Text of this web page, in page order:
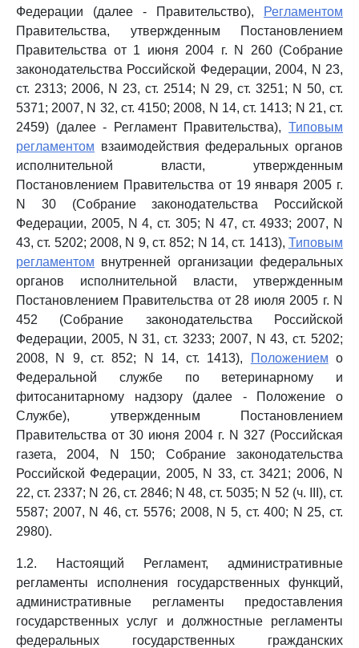
Федерации (далее - Правительство),
Регламентом
Правительства, утвержденным Постановлением
Правительства от 1 июня 2004 г. N 260 (Собрание
законодательства Российской Федерации, 2004, N 23,
ст. 2313; 2006, N 23, ст. 2514; N 29, ст. 3251; N 50, ст.
5371; 2007, N 32, ст. 4150; 2008, N 14, ст. 1413; N 21, ст.
2459) (далее - Регламент Правительства), Типовым
регламентом взаимодействия федеральных органов
исполнительной власти, утвержденным
Постановлением Правительства от 19 января 2005 г.
N 30 (Собрание законодательства Российской
Федерации, 2005, N 4, ст. 305; N 47, ст. 4933; 2007, N
43, ст. 5202; 2008, N 9, ст. 852; N 14, ст. 1413), Типовым
регламентом внутренней организации федеральных
органов исполнительной власти, утвержденным
Постановлением Правительства от 28 июля 2005 г. N
452 (Собрание законодательства Российской
Федерации, 2005, N 31, ст. 3233; 2007, N 43, ст. 5202;
2008, N 9, ст. 852; N 14, ст. 1413),
Положением о
Федеральной службе по ветеринарному и
фитосанитарному надзору (далее - Положение о
Службе), утвержденным Постановлением
Правительства от 30 июня 2004 г. N 327 (Российская
газета, 2004, N 150; Собрание законодательства
Российской Федерации, 2005, N 33, ст. 3421; 2006, N
22, ст. 2337; N 26, ст. 2846; N 48, ст. 5035; N 52 (ч. III), ст.
5587; 2007, N 46, ст. 5576; 2008, N 5, ст. 400; N 25, ст.
2980).
1.2. Настоящий Регламент, административные
регламенты исполнения государственных функций,
административные регламенты предоставления
государственных услуг и должностные регламенты
федеральных государственных гражданских